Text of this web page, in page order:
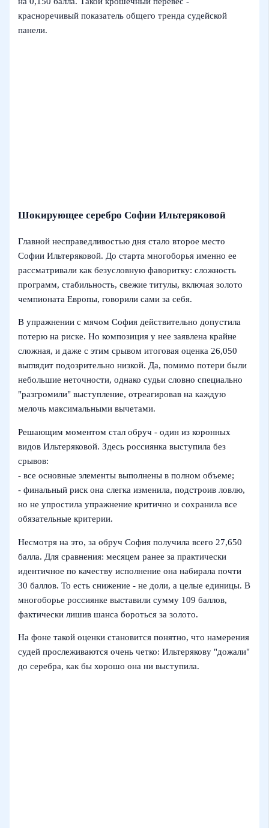
красноречивый показатель общего тренда судейской
панели.
Шокирующее серебро Софии Ильтеряковой
Главной несправедливостью дня стало второе место
Софии Ильтеряковой. До старта многоборья именно ее
рассматривали как безусловную фаворитку: сложность
программ, стабильность, свежие титулы, включая золото
чемпионата Европы, говорили сами за себя.
В упражнении с мячом София действительно допустила
потерю на риске. Но композиция у нее заявлена крайне
сложная, и даже с этим срывом итоговая оценка 26,050
выглядит подозрительно низкой. Да, помимо потери были
небольшие неточности, однако судьи словно специально
"разгромили" выступление, отреагировав на каждую
мелочь максимальными вычетами.
Решающим моментом стал обруч - один из коронных
видов Ильтеряковой. Здесь россиянка выступила без
срывов:
- все основные элементы выполнены в полном объеме;
- финальный риск она слегка изменила, подстроив ловлю,
но не упростила упражнение критично и сохранила все
обязательные критерии.
Несмотря на это, за обруч София получила всего 27,650
балла. Для сравнения: месяцем ранее за практически
идентичное по качеству исполнение она набирала почти
30 баллов. То есть снижение - не доли, а целые единицы. В
многоборье россиянке выставили сумму 109 баллов,
фактически лишив шанса бороться за золото.
На фоне такой оценки становится понятно, что намерения
судей прослеживаются очень четко: Ильтерякову "дожали"
до серебра, как бы хорошо она ни выступила.